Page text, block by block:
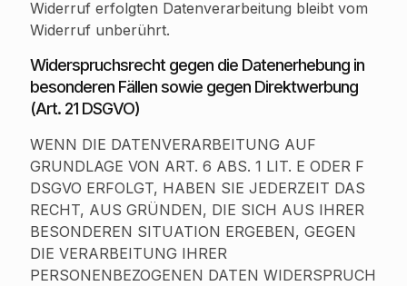
Widerruf erfolgten Datenverarbeitung bleibt vom
Widerruf unberührt.
Widerspruchsrecht gegen die Datenerhebung in
besonderen Fällen sowie gegen Direktwerbung
(Art. 21 DSGVO)
WENN DIE DATENVERARBEITUNG AUF
GRUNDLAGE VON ART. 6 ABS. 1 LIT. E ODER F
DSGVO ERFOLGT, HABEN SIE JEDERZEIT DAS
RECHT, AUS GRÜNDEN, DIE SICH AUS IHRER
BESONDEREN SITUATION ERGEBEN, GEGEN
DIE VERARBEITUNG IHRER
PERSONENBEZOGENEN DATEN WIDERSPRUCH